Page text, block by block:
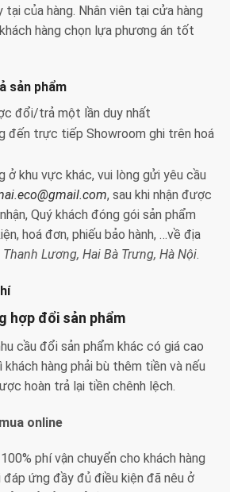
tại của hàng. Nhân viên tại cửa hàng
hàng chọn lựa phương án tốt
sản phẩm
đổi/trả một lần duy nhất
đến trực tiếp Showroom ghi trên hoá
ở khu vực khác, vui lòng gửi yêu cầu
, sau khi nhận được
Quý khách đóng gói sản phẩm
hoá đơn, phiếu bảo hành, …về địa
Thanh Lương, Hai Bà Trưng, Hà Nội.
hợp đổi sản phẩm
cầu đổi sản phẩm khác có giá cao
hàng phải bù thêm tiền và nếu
hoàn trả lại tiền chênh lệch.
online
phí vận chuyển cho khách hàng
đáp ứng đầy đủ điều kiện đã nêu ở